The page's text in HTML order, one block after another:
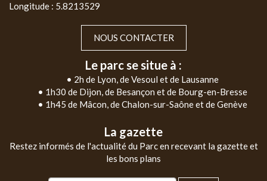
Longitude : 5.8213529
NOUS CONTACTER
Le parc se situe à :
• 2h de Lyon, de Vesoul et de Lausanne
• 1h30 de Dijon, de Besançon et de Bourg-en-Bresse
• 1h45 de Mâcon, de Chalon-sur-Saône et de Genève
La gazette
Restez informés de l'actualité du Parc en recevant la gazette et
les bons plans